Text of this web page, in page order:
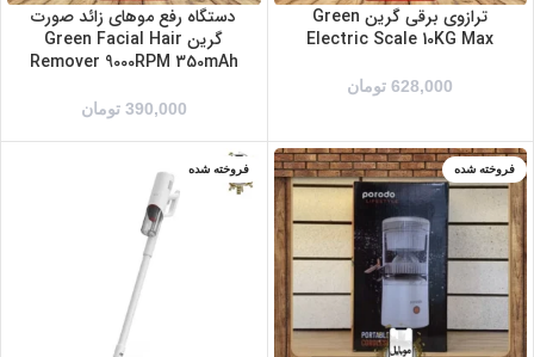
ترازوی برقی گرین Green
Electric Scale 10KG Max
628,000 تومان
دستگاه رفع موهای زائد صورت
گرین Green Facial Hair
Remover 9000RPM 350mAh
390,000 تومان
فروخته شده فروخته شده